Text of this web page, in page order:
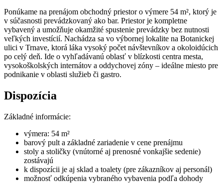
Ponúkame na prenájom obchodný priestor o výmere 54 m², ktorý je
v súčasnosti prevádzkovaný ako bar. Priestor je kompletne
vybavený a umožňuje okamžité spustenie prevádzky bez nutnosti
veľkých investícií. Nachádza sa vo výbornej lokalite na Botanickej
ulici v Trnave, ktorá láka vysoký počet návštevníkov a okoloidúcich
po celý deň. Ide o vyhľadávanú oblasť v blízkosti centra mesta,
vysokoškolských internátov a oddychovej zóny – ideálne miesto pre
podnikanie v oblasti služieb či gastro.
Dispozícia
Základné informácie:
výmera: 54 m²
barový pult a základné zariadenie v cene prenájmu
stoly a stoličky (vnútorné aj prenosné vonkajšie sedenie)
zostávajú
k dispozícii je aj sklad a toalety (pre zákazníkov aj personál)
možnosť odkúpenia vybraného vybavenia podľa dohody